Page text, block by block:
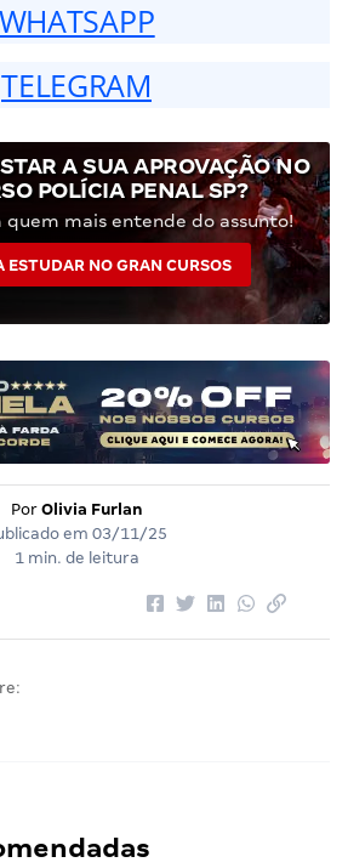
WHATSAPP
TELEGRAM
A SUA APROVAÇÃO NO
POLÍCIA PENAL SP?
quem mais entende do assunto!
ESTUDAR NO GRAN CURSOS
Por Olivia Furlan
em 03/11/25
1 min. de leitura